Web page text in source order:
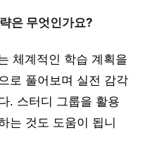
은 무엇인가요?
체계적인 학습 계획을
로 풀어보며 실전 감각
. 스터디 그룹을 활용
는 것도 도움이 됩니